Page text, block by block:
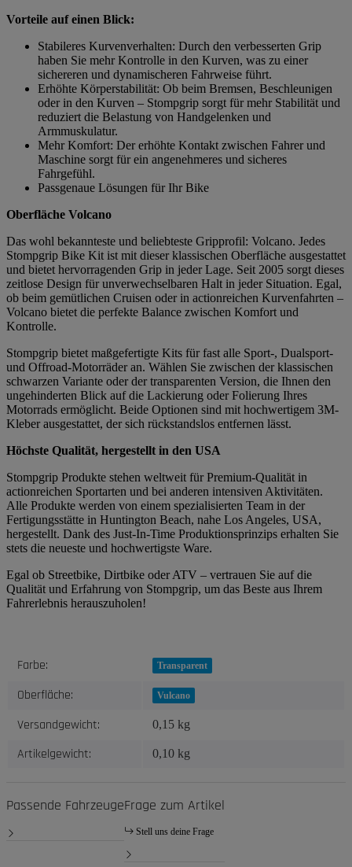
Vorteile auf einen Blick:
Stabileres Kurvenverhalten: Durch den verbesserten Grip
haben Sie mehr Kontrolle in den Kurven, was zu einer
sichereren und dynamischeren Fahrweise führt.
Erhöhte Körperstabilität: Ob beim Bremsen, Beschleunigen
oder in den Kurven – Stompgrip sorgt für mehr Stabilität und
reduziert die Belastung von Handgelenken und
Armmuskulatur.
Mehr Komfort: Der erhöhte Kontakt zwischen Fahrer und
Maschine sorgt für ein angenehmeres und sicheres
Fahrgefühl.
Passgenaue Lösungen für Ihr Bike
Oberfläche Volcano
Das wohl bekannteste und beliebteste Gripprofil: Volcano. Jedes
Stompgrip Bike Kit ist mit dieser klassischen Oberfläche ausgestattet
und bietet hervorragenden Grip in jeder Lage. Seit 2005 sorgt dieses
zeitlose Design für unverwechselbaren Halt in jeder Situation. Egal,
ob beim gemütlichen Cruisen oder in actionreichen Kurvenfahrten –
Volcano bietet die perfekte Balance zwischen Komfort und
Kontrolle.
Stompgrip bietet maßgefertigte Kits für fast alle Sport-, Dualsport-
und Offroad-Motorräder an. Wählen Sie zwischen der klassischen
schwarzen Variante oder der transparenten Version, die Ihnen den
ungehinderten Blick auf die Lackierung oder Folierung Ihres
Motorrads ermöglicht. Beide Optionen sind mit hochwertigem 3M-
Kleber ausgestattet, der sich rückstandslos entfernen lässt.
Höchste Qualität, hergestellt in den USA
Stompgrip Produkte stehen weltweit für Premium-Qualität in
actionreichen Sportarten und bei anderen intensiven Aktivitäten.
Alle Produkte werden von einem spezialisierten Team in der
Fertigungsstätte in Huntington Beach, nahe Los Angeles, USA,
hergestellt. Dank des Just-In-Time Produktionsprinzips erhalten Sie
stets die neueste und hochwertigste Ware.
Egal ob Streetbike, Dirtbike oder ATV – vertrauen Sie auf die
Qualität und Erfahrung von Stompgrip, um das Beste aus Ihrem
Fahrerlebnis herauszuholen!
Produkteigenschaft
Wert
Farbe: Transparent
Oberfläche: Vulcano
Versandgewicht: 0,15 kg
Artikelgewicht: 0,10 kg
Passende FahrzeugeFrage zum Artikel
Stell uns deine Frage